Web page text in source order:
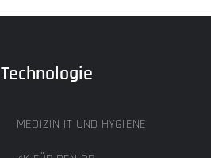
Technologie
MEDIZIN IT UND HYGIENE